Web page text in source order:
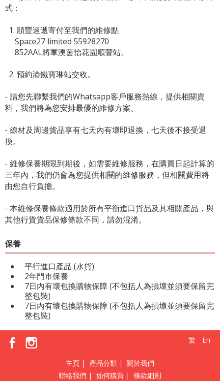
式：
1. 順豐速遞寄付至我們的維修點
Space27 limited 55928270
852AAL將軍澳茵怡花園順豐站。
2. 預約港鐵寶琳站交收。
- 請您先聯繫我們的Whatsapp客戶服務熱線 ，提供相關資
料，我們將為您安排最優的維修方案。
- 線材及周邊貨品享有七天內有壞即退換，七天後不接受退
換。
- 維修保養期限到期後，如需要維修服務，在購買日起計算的
三年內，我們仍會為您提供相關的維修服務，但相關費用將
由您自行負擔。
- 本維修保養條款適用於所有平衡進口貨品及其相關產品，與
其他行貨貨品保修條款不同，請勿混淆。
保養
平行進口產品 (水貨)
2年門市保養
7日內有壞包換購物保障 (不包括人為損壞並須要保留完
整包裝)
7日內有壞包換購物保障 (不包括人為損壞並須要保留完
整包裝)
繁 En
主頁 | 產品分類 | 關於我們
聯絡我們 | 如何購買 | 條款細則